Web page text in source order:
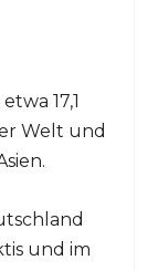
17,1
Welt und
und im